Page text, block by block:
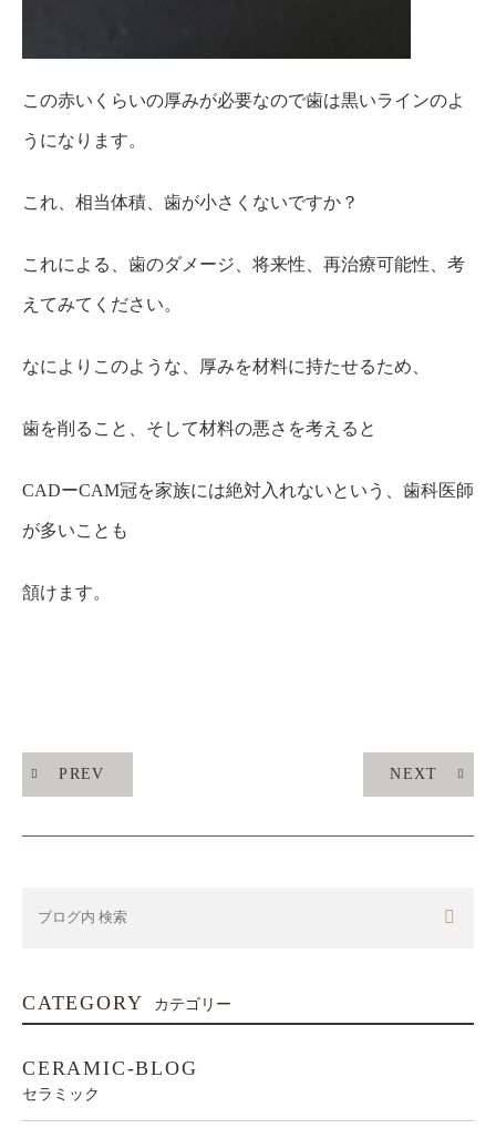
この赤いくらいの厚みが必要なので歯は黒いラインのよ
うになります。
これ、相当体積、歯が小さくないですか？
これによる、歯のダメージ、将来性、再治療可能性、考
えてみてください。
なによりこのような、厚みを材料に持たせるため、
歯を削ること、そして材料の悪さを考えると
CADーCAM冠を家族には絶対入れないという、歯科医師
が多いことも
頷けます。
PREV NEXT
CATEGORY カテゴリー
CERAMIC-BLOG
セラミック